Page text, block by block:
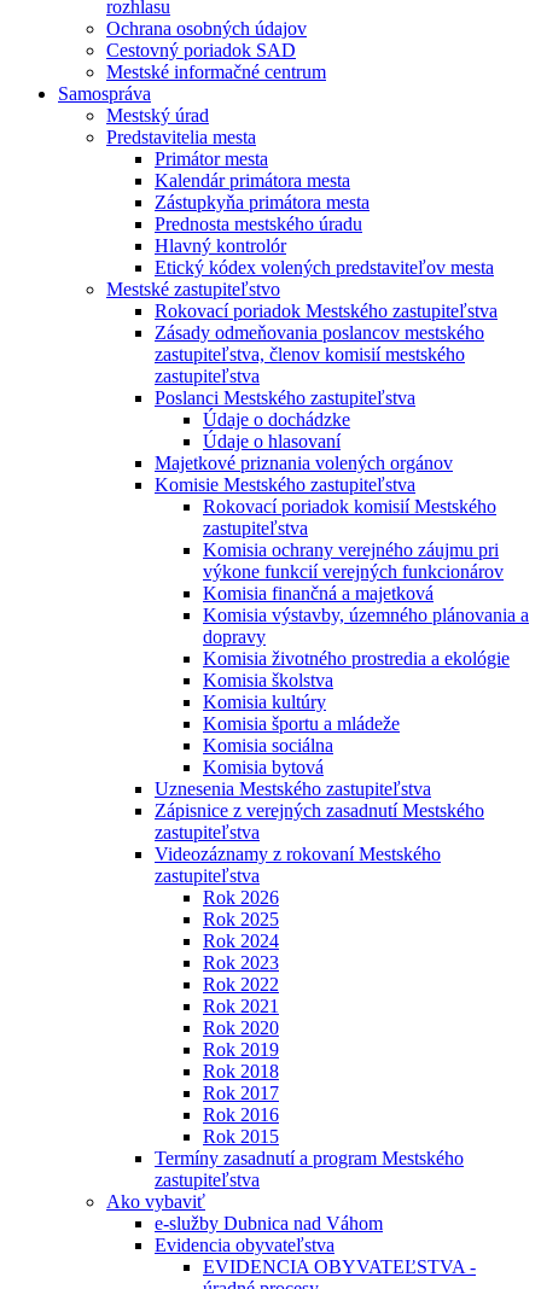
rozhlasu
Ochrana osobných údajov
Cestovný poriadok SAD
Mestské informačné centrum
Samospráva
Mestský úrad
Predstavitelia mesta
Primátor mesta
Kalendár primátora mesta
Zástupkyňa primátora mesta
Prednosta mestského úradu
Hlavný kontrolór
Etický kódex volených predstaviteľov mesta
Mestské zastupiteľstvo
Rokovací poriadok Mestského zastupiteľstva
Zásady odmeňovania poslancov mestského
zastupiteľstva, členov komisií mestského
zastupiteľstva
Poslanci Mestského zastupiteľstva
Údaje o dochádzke
Údaje o hlasovaní
Majetkové priznania volených orgánov
Komisie Mestského zastupiteľstva
Rokovací poriadok komisií Mestského
zastupiteľstva
Komisia ochrany verejného záujmu pri
výkone funkcií verejných funkcionárov
Komisia finančná a majetková
Komisia výstavby, územného plánovania a
dopravy
Komisia životného prostredia a ekológie
Komisia školstva
Komisia kultúry
Komisia športu a mládeže
Komisia sociálna
Komisia bytová
Uznesenia Mestského zastupiteľstva
Zápisnice z verejných zasadnutí Mestského
zastupiteľstva
Videozáznamy z rokovaní Mestského
zastupiteľstva
Rok 2026
Rok 2025
Rok 2024
Rok 2023
Rok 2022
Rok 2021
Rok 2020
Rok 2019
Rok 2018
Rok 2017
Rok 2016
Rok 2015
Termíny zasadnutí a program Mestského
zastupiteľstva
Ako vybaviť
e-služby Dubnica nad Váhom
Evidencia obyvateľstva
EVIDENCIA OBYVATEĽSTVA -